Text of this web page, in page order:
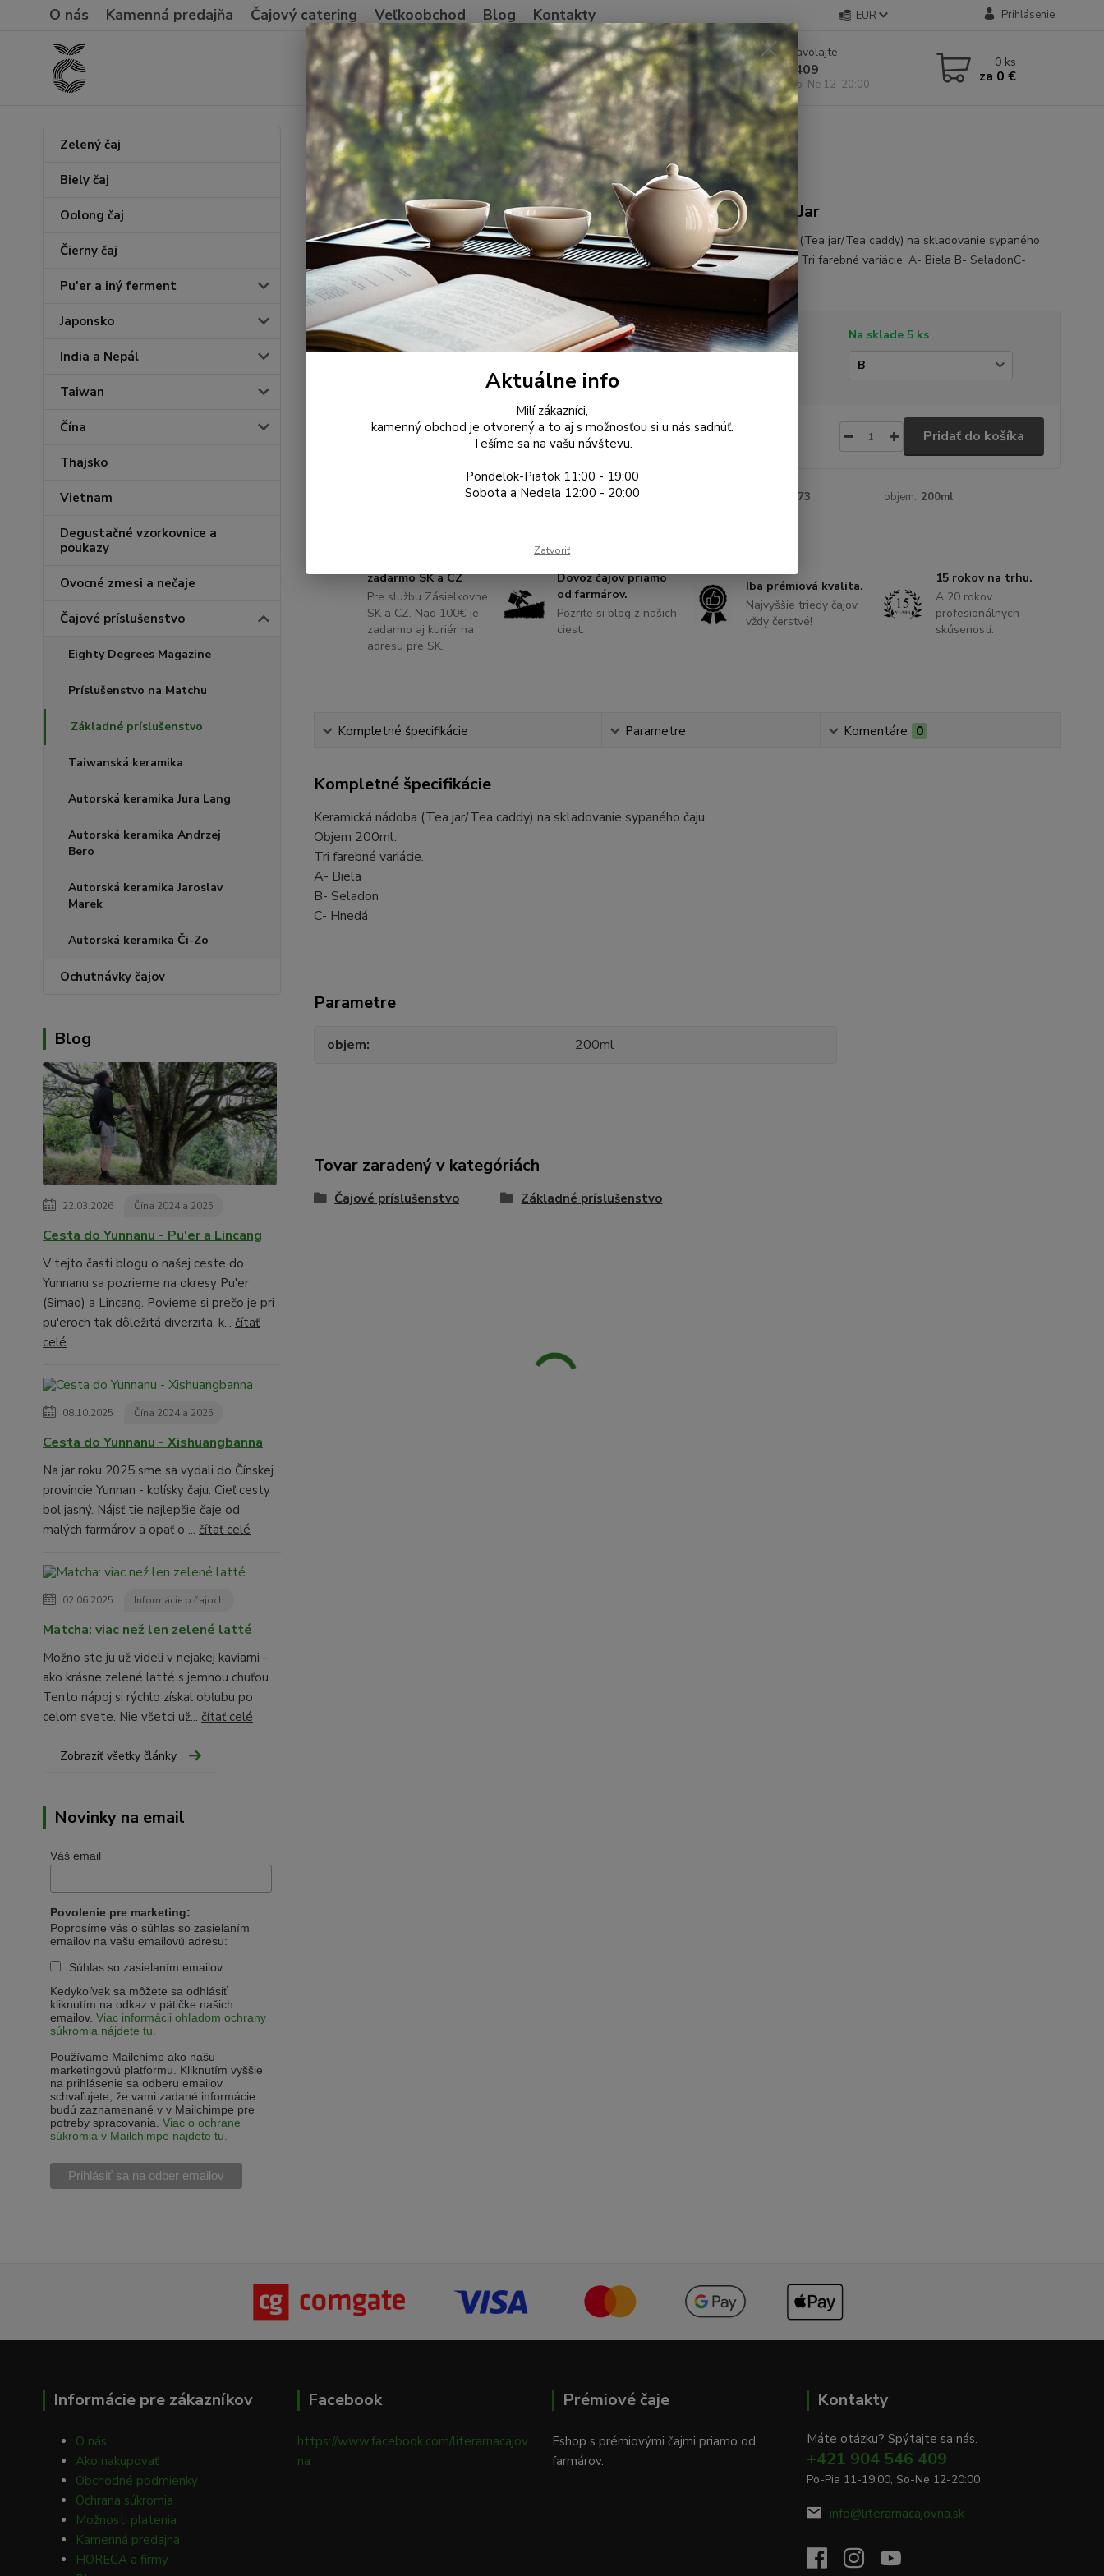
O nás Kamenná predajňa Čajový catering Veľkoobchod Blog Kontakty EUR Prihlásenie
Hľadať
Neviete si rady? Zavolajte.
+421 904 546 409
Po-Pia 11-19:00, So-Ne 12-20:00
0 ks
za 0 €
Zelený čaj
Biely čaj
Oolong čaj
Čierny čaj
Pu'er a iný ferment
Japonsko
India a Nepál
Taiwan
Čína
Thajsko
Vietnam
Degustačné vzorkovnice a
poukazy
Ovocné zmesi a nečaje
Čajové príslušenstvo
Eighty Degrees Magazine
Príslušenstvo na Matchu
Základné príslušenstvo
Taiwanská keramika
Autorská keramika Jura Lang
Autorská keramika Andrzej
Bero
Autorská keramika Jaroslav
Marek
Autorská keramika Či-Zo
Ochutnávky čajov
Blog
22.03.2026 Čína 2024 a 2025
Cesta do Yunnanu - Pu'er a Lincang
V tejto časti blogu o našej ceste do
Yunnanu sa pozrieme na okresy Pu'er
(Simao) a Lincang. Povieme si prečo je pri
pu'eroch tak dôležitá diverzita, k... čítať
celé
08.10.2025 Čína 2024 a 2025
Cesta do Yunnanu - Xishuangbanna
Na jar roku 2025 sme sa vydali do Čínskej
provincie Yunnan - kolísky čaju. Cieľ cesty
bol jasný. Nájsť tie najlepšie čaje od
malých farmárov a opäť o ... čítať celé
02.06.2025 Informácie o čajoch
Matcha: viac než len zelené latté
Možno ste ju už videli v nejakej kaviarni –
ako krásne zelené latté s jemnou chuťou.
Tento nápoj si rýchlo získal obľubu po
celom svete. Nie všetci už... čítať celé
Zobraziť všetky články
Novinky na email
Váš email
Povolenie pre marketing:
Poprosíme vás o súhlas so zasielaním
emailov na vašu emailovú adresu:
Súhlas so zasielaním emailov
Kedykoľvek sa môžete sa odhlásiť
kliknutím na odkaz v pätičke našich
emailov. Viac informácii ohľadom ochrany
súkromia nájdete tu.
Používame Mailchimp ako našu
marketingovú platformu. Kliknutím vyššie
na prihlásenie sa odberu emailov
schvaľujete, že vami zadané informácie
budú zaznamenané v v Mailchimpe pre
potreby spracovania. Viac o ochrane
súkromia v Mailchimpe nájdete tu.
Úvod Čajové príslušenstvo Základné príslušenstvo Tea Jars 200ml
Tea Jars 200ml
Akcia Seladon Tea Jar
Keramická nádoba (Tea jar/Tea caddy) na skladovanie sypaného
čaju. Objem 200ml. Tri farebné variácie. A- Biela B- SeladonC-
Hnedácelý popis
Dostupnosť
Na sklade 5 ks
15 € Pridať do košíka
56873 objem: 200ml
zadarmo SK a CZ
Pre službu Zásielkovne
SK a CZ. Nad 100€ je
zadarmo aj kuriér na
adresu pre SK.
Dovoz čajov priamo
od farmárov.
Pozrite si blog z našich
ciest.
Iba prémiová kvalita.
Najvyššie triedy čajov,
vždy čerstvé!
15 rokov na trhu.
A 20 rokov
profesionálnych
skúseností.
Kompletné špecifikácie Parametre Komentáre 0
Kompletné špecifikácie
Keramická nádoba (Tea jar/Tea caddy) na skladovanie sypaného čaju.
Objem 200ml.
Tri farebné variácie.
A- Biela
B- Seladon
C- Hnedá
Parametre
objem 200ml
Tovar zaradený v kategóriách
Čajové príslušenstvo Základné príslušenstvo
Informácie pre zákazníkov
O nás
Ako nakupovať
Obchodné podmienky
Ochrana súkromia
Možnosti platenia
Kamenná predajna
HORECA a firmy
Facebook
https://www.facebook.com/literarnacajov
na
Prémiové čaje
Eshop s prémiovými čajmi priamo od
farmárov.
Kontakty
Máte otázku? Spýtajte sa nás.
+421 904 546 409
Po-Pia 11-19:00, So-Ne 12-20:00
info@literarnacajovna.sk
Aktuálne info
Milí zákazníci,
kamenný obchod je otvorený a to aj s možnosťou si u nás sadnúť.
Tešíme sa na vašu návštevu.
Pondelok-Piatok 11:00 - 19:00
Sobota a Nedeľa 12:00 - 20:00
Zatvoriť